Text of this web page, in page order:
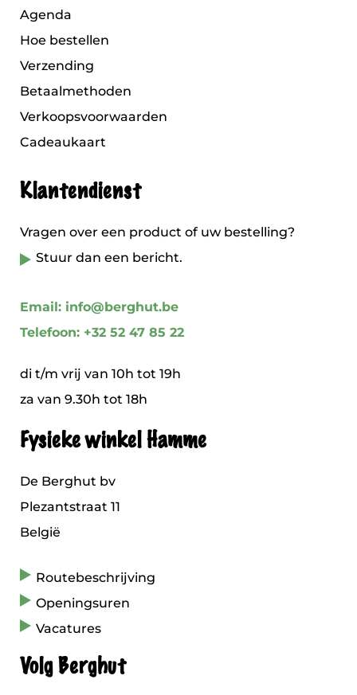
Agenda
Hoe bestellen
Verzending
Betaalmethoden
Verkoopsvoorwaarden
Cadeaukaart
Klantendienst
Vragen over een product of uw bestelling?
Stuur dan een bericht.
Email: info@berghut.be
Telefoon: +32 52 47 85 22
di t/m vrij van 10h tot 19h
za van 9.30h tot 18h
Fysieke winkel Hamme
De Berghut bv
Plezantstraat 11
België
Routebeschrijving
Openingsuren
Vacatures
Volg Berghut